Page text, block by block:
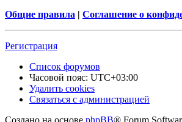
Общие правила | Соглашение о
Регистрация
Список форумов
Часовой пояс: UTC+03:00
Удалить cookies
Связаться с администрацией